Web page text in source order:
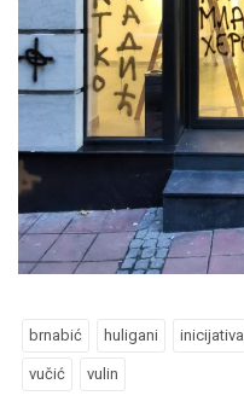
brnabić huligani inicijativa
vučić vulin